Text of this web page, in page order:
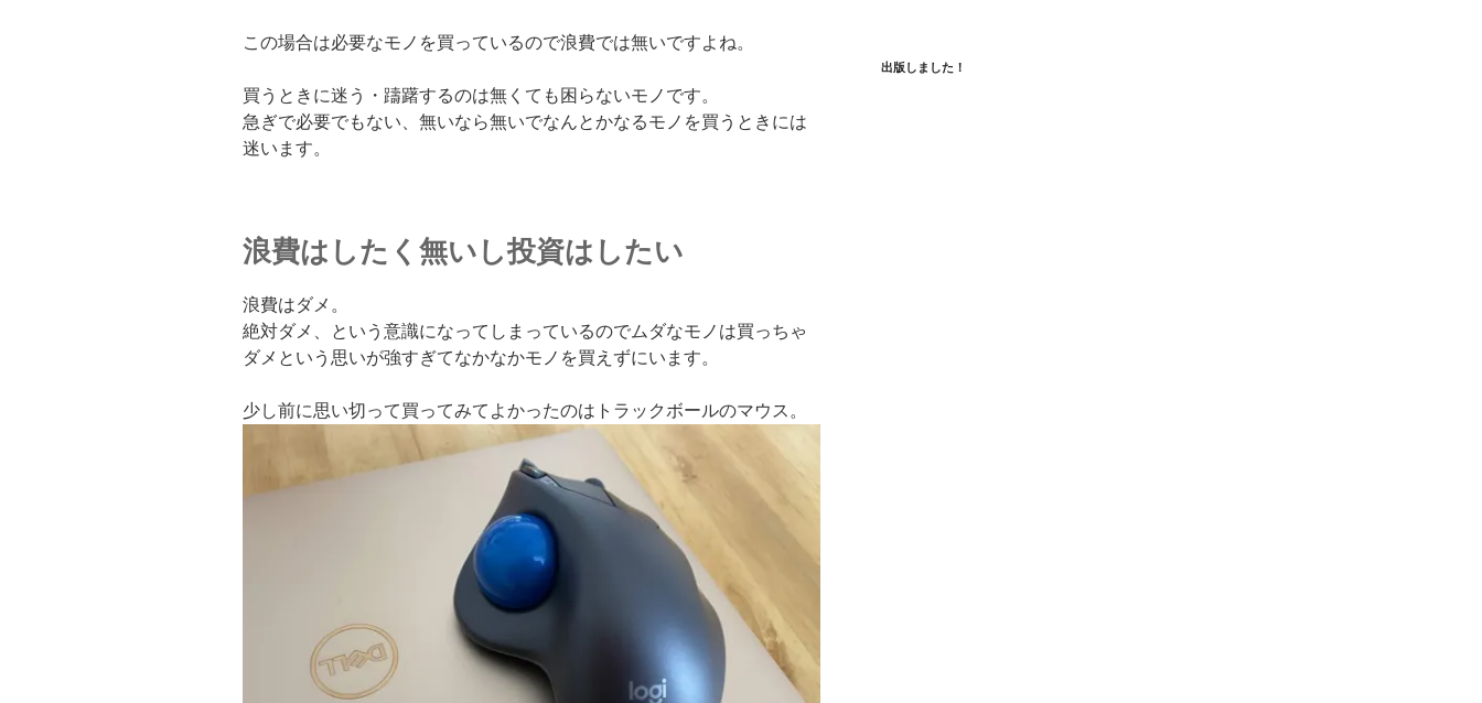
この場合は必要なモノを買っているので浪費では無いですよね。
買うときに迷う・躊躇するのは無くても困らないモノです。
急ぎで必要でもない、無いなら無いでなんとかなるモノを買うときには
迷います。
浪費はしたく無いし投資はしたい
浪費はダメ。
絶対ダメ、という意識になってしまっているのでムダなモノは買っちゃ
ダメという思いが強すぎてなかなかモノを買えずにいます。
少し前に思い切って買ってみてよかったのはトラックボールのマウス。
出版しました！